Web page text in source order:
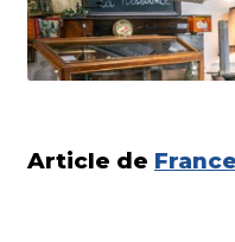
Article de Franc